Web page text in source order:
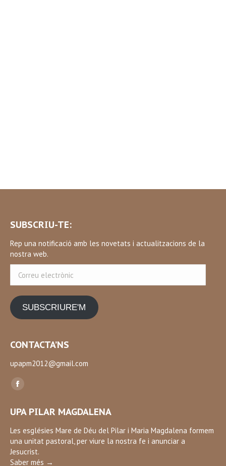
SUBSCRIU-TE:
Rep una notificació amb les novetats i actualitzacions de la
nostra web.
electrònic
SUBSCRIURE'M
CONTACTA’NS
upapm2012@gmail.com
Find us on:
Facebook
opens
in
new
window
UPA PILAR MAGDALENA
Les esglésies Mare de Déu del Pilar i Maria Magdalena formem
una unitat pastoral, per viure la nostra fe i anunciar a
Jesucrist.
Saber més →